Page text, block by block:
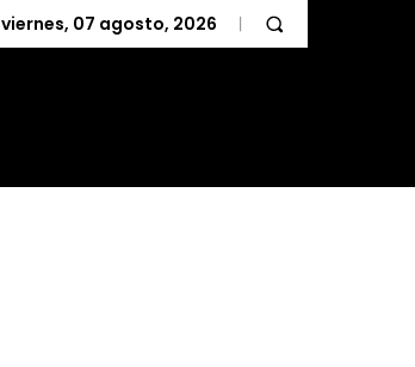
viernes, 07 agosto, 2026